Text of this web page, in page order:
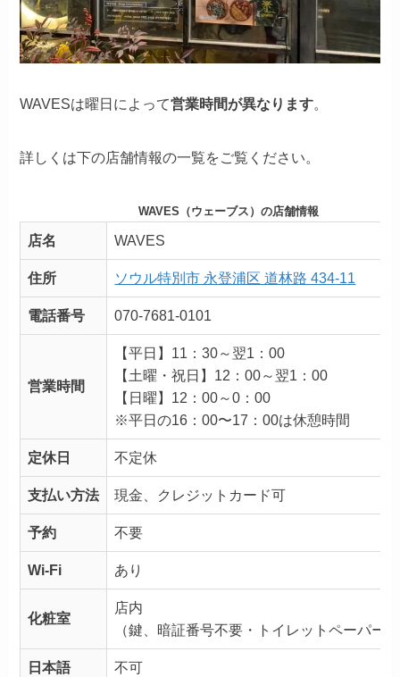
WAVESは曜日によって営業時間が異なります。
詳しくは下の店舗情報の一覧をご覧ください。
WAVES（ウェーブス）の店舗情報
店名 WAVES
住所 ソウル特別市 永登浦区 道林路 434-11
電話番号 070-7681-0101
営業時間
【平日】11：30～翌1：00
【土曜・祝日】12：00～翌1：00
【日曜】12：00～0：00
※平日の16：00〜17：00は休憩時間
定休日 不定休
支払い方法 現金、クレジットカード可
予約 不要
Wi-Fi あり
化粧室
店内
（鍵、暗証番号不要・トイレットペーパー
日本語 不可